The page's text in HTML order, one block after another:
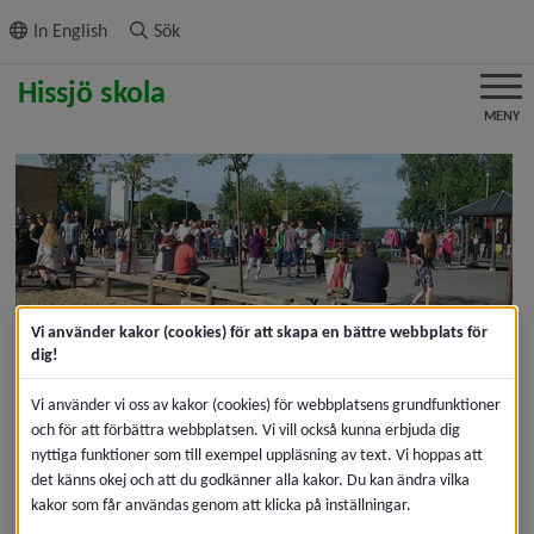
innehållet
In English Sök
MENY
Välkommen till oss på Hissjö
skola
Hissjö skola är en F–6-skola 14 kilometer nordväst om
Umeå. Här går cirka 100 elever från Hissjö och
Vi använder kakor (cookies) för att skapa en bättre webbplats för
dig!
Vi använder vi oss av kakor (cookies) för webbplatsens grundfunktioner
och för att förbättra webbplatsen. Vi vill också kunna erbjuda dig
nyttiga funktioner som till exempel uppläsning av text. Vi hoppas att
det känns okej och att du godkänner alla kakor. Du kan ändra vilka
kakor som får användas genom att klicka på inställningar.